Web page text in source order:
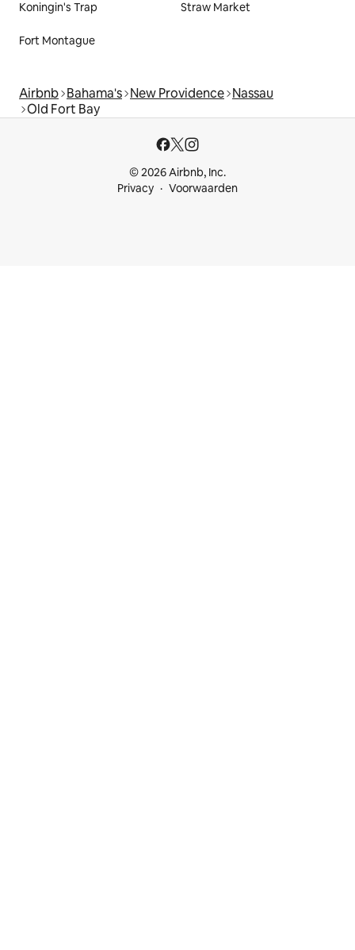
Koningin's Trap Straw Market
Fort Montague
Airbnb Bahama's New Providence Nassau
Old Fort Bay
© 2026 Airbnb, Inc.
Privacy
Voorwaarden